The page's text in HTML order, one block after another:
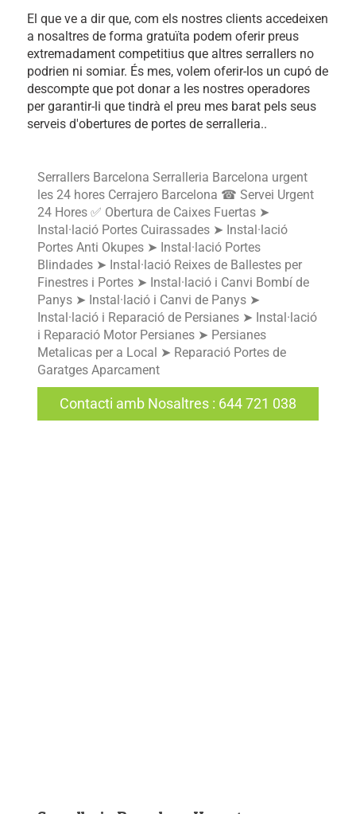
El que ve a dir que, com els nostres clients accedeixen
a nosaltres de forma gratuïta podem oferir preus
extremadament competitius que altres serrallers no
podrien ni somiar. És mes, volem oferir-los un cupó de
descompte que pot donar a les nostres operadores
per garantir-li que tindrà el preu mes barat pels seus
serveis d'obertures de portes de serralleria..
Serrallers Barcelona Serralleria Barcelona urgent
les 24 hores Cerrajero Barcelona ☎ Servei Urgent
24 Hores ✅ Obertura de Caixes Fuertas ➤
Instal·lació Portes Cuirassades ➤ Instal·lació
Portes Anti Okupes ➤ Instal·lació Portes
Blindades ➤ Instal·lació Reixes de Ballestes per
Finestres i Portes ➤ Instal·lació i Canvi Bombí de
Panys ➤ Instal·lació i Canvi de Panys ➤
Instal·lació i Reparació de Persianes ➤ Instal·lació
i Reparació Motor Persianes ➤ Persianes
Metalicas per a Local ➤ Reparació Portes de
Garatges Aparcament
Contacti amb Nosaltres : 644 721 038